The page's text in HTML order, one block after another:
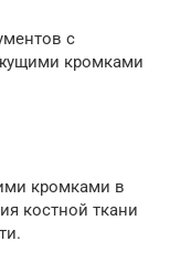
с
кромками
кромками в
костной ткани